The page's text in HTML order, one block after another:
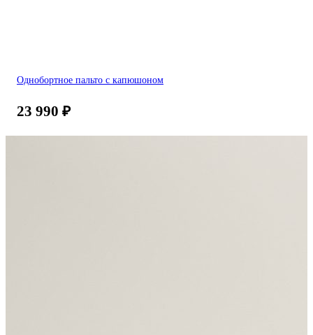
Однобортное пальто с капюшоном
23 990 ₽